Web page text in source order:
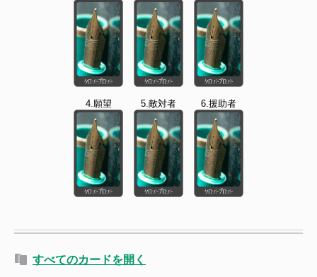
4.願望 5.敵対者 6.援助者
すべてのカードを開く